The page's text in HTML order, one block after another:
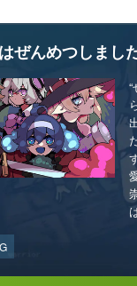
ぜんめつしました